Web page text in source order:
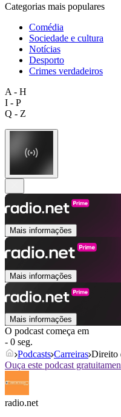
Categorias mais populares
Comédia
Sociedade e cultura
Notícias
Desporto
Crimes verdadeiros
A - H
I - P
Q - Z
Mais informações
Mais informações
Mais informações
O podcast começa em
- 0 seg.
Podcasts Carreiras Direito
Ouça este podcast
radio.net